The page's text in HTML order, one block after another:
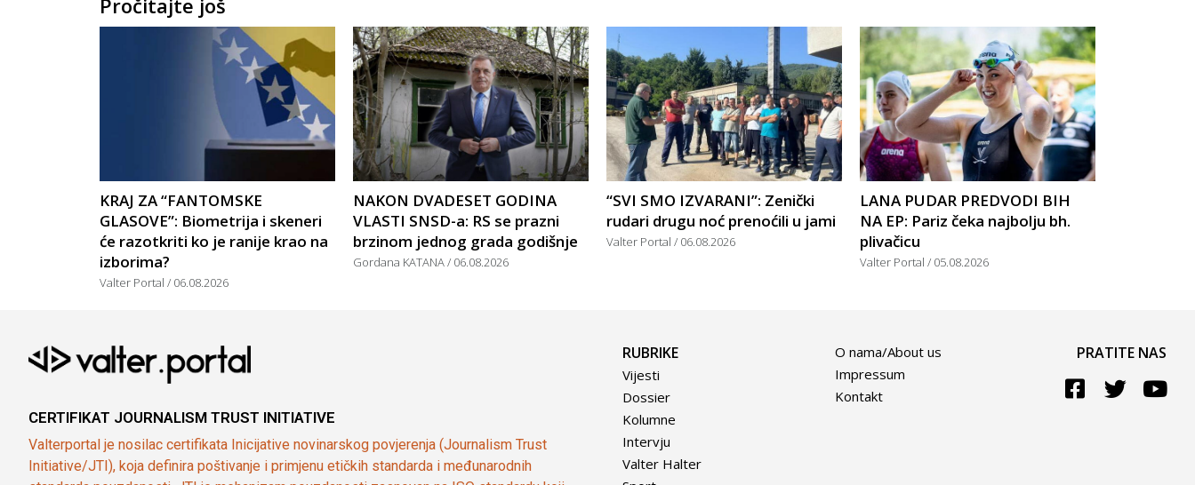
KRAJ ZA “FANTOMSKE
GLASOVE”: Biometrija i skeneri
će razotkriti ko je ranije krao na
izborima?
Valter Portal 06.08.2026
NAKON DVADESET GODINA
VLASTI SNSD-a: RS se prazni
brzinom jednog grada godišnje
Gordana KATANA 06.08.2026
“SVI SMO IZVARANI”: Zenički
rudari drugu noć prenoćili u jami
Valter Portal 06.08.2026
LANA PUDAR PREDVODI BIH
NA EP: Pariz čeka najbolju bh.
plivačicu
Valter Portal 05.08.2026
CERTIFIKAT JOURNALISM TRUST INITIATIVE
Valterportal je nosilac certifikata Inicijative novinarskog povjerenja (Journalism Trust
Initiative/JTI), koja definira poštivanje i primjenu etičkih standarda i međunarodnih
RUBRIKE
Vijesti
Dossier
Kolumne
Intervju
Valter Halter
O nama/About us
Impressum
Kontakt
PRATITE NAS